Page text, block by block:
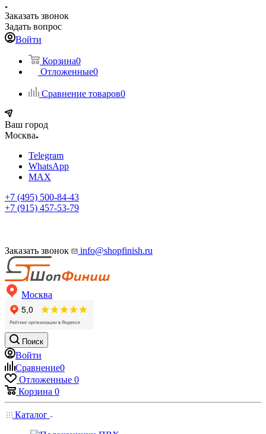
Заказать звонок
Задать вопрос
Войти
Корзина0
Отложенные0
Сравнение товаров0
Ваш город
Москва
Telegram
WhatsApp
MAX
+7 (495) 500-84-43
+7 (915) 457-53-79
Заказать звонок info@shopfinish.ru
Москва
Поиск
Войти
Сравнение0
Отложенные 0
Корзина 0
Каталог